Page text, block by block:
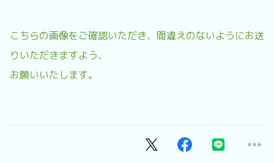
こちらの画像をご確認いただき、間違えのないようにお送
りいただきますよう、
お願いいたします。